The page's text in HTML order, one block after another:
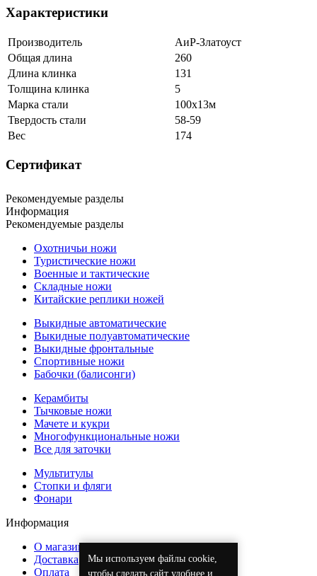
Мы используем файлы cookie,
чтобы сделать сайт удобнее и
Характеристики
Производитель
АиР-Златоуст
Общая длина
260
Длина клинка
131
Толщина клинка
5
Марка стали
100х13м
Твердость стали
58-59
Вес
174
Сертификат
Рекомендуемые разделы
Информация
Рекомендуемые разделы
Охотничьи ножи
Туристические ножи
Военные и тактические
Складные ножи
Китайские реплики ножей
Выкидные автоматические
Выкидные полуавтоматические
Выкидные фронтальные
Спортивные ножи
Бабочки (балисонги)
Керамбиты
Тычковые ножи
Мачете и кукри
Многофункциональные ножи
Все для заточки
Мультитулы
Стопки и фляги
Фонари
Информация
О магазине
Доставка
Оплата